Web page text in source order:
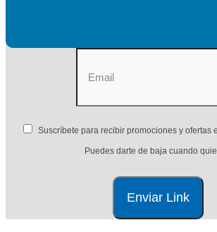
Suscríbete para recibir promociones y ofertas
Puedes darte de baja cuando